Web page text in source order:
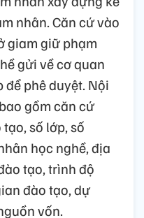
nhân. Căn cứ vào
giam giữ phạm
gửi về cơ quan
phê duyệt. Nội
gồm căn cứ
số lớp, số
học nghề, địa
tạo, trình độ
đào tạo, dự
vốn.